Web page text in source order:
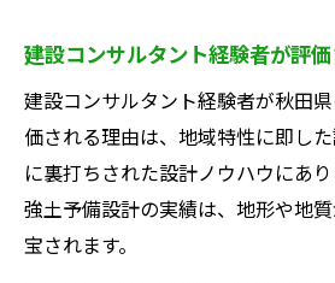
ント転職戦略
建設コンサルタントでの
のポイント
日建設計や日建技術コン
す働き方
補強土予備設計で評価さ
建設コンサルタント経験者が評
建設コンサルタント経験者が秋田
価される理由は、地域特性に即し
に裏打ちされた設計ノウハウにあ
強土予備設計の実績は、地形や地
宝されます。